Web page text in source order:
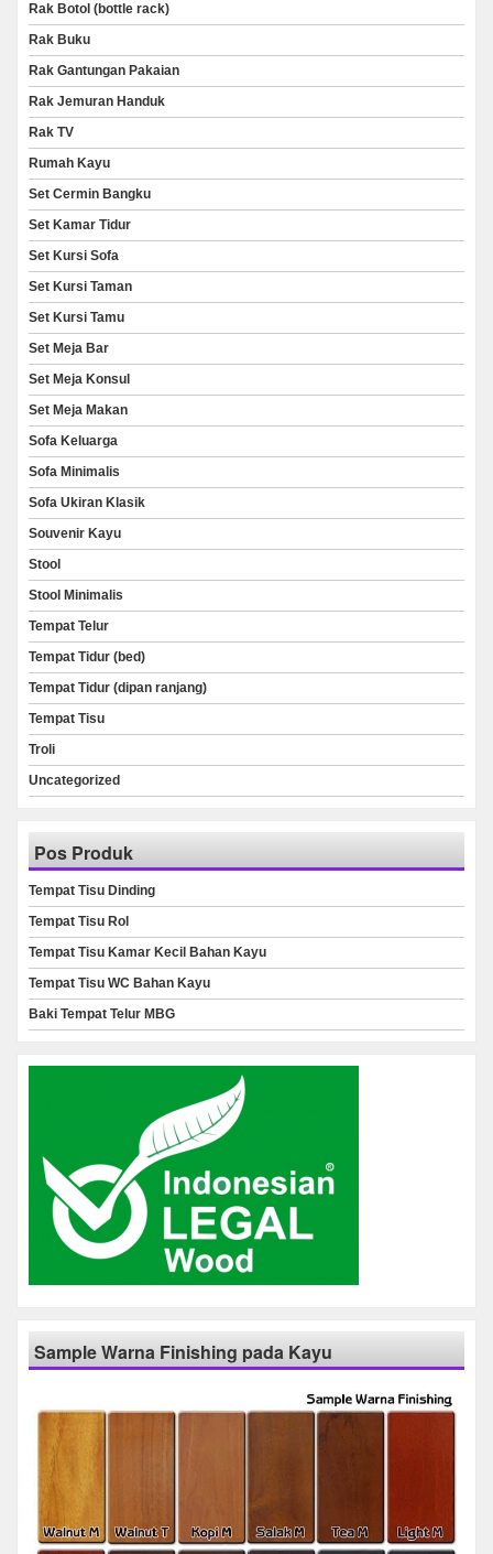
Rak Botol (bottle rack)
Rak Buku
Rak Gantungan Pakaian
Rak Jemuran Handuk
Rak TV
Rumah Kayu
Set Cermin Bangku
Set Kamar Tidur
Set Kursi Sofa
Set Kursi Taman
Set Kursi Tamu
Set Meja Bar
Set Meja Konsul
Set Meja Makan
Sofa Keluarga
Sofa Minimalis
Sofa Ukiran Klasik
Souvenir Kayu
Stool
Stool Minimalis
Tempat Telur
Tempat Tidur (bed)
Tempat Tidur (dipan ranjang)
Tempat Tisu
Troli
Uncategorized
Pos Produk
Tempat Tisu Dinding
Tempat Tisu Rol
Tempat Tisu Kamar Kecil Bahan Kayu
Tempat Tisu WC Bahan Kayu
Baki Tempat Telur MBG
Sample Warna Finishing pada Kayu